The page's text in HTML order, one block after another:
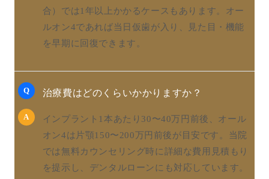
合）では1年以上かかるケースもあります。オー
ルオン4であれば当日仮歯が入り、見た目・機能
を早期に回復できます。
Q 治療費はどのくらいかかりますか？
A
インプラント1本あたり30〜40万円前後、オール
オン4は片顎150〜200万円前後が目安です。当院
では無料カウンセリング時に詳細な費用見積もり
を提示し、デンタルローンにも対応しています。